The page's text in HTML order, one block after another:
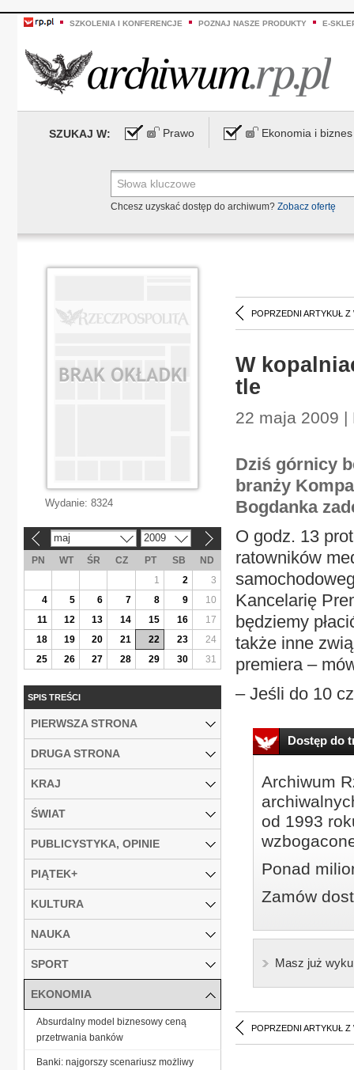
SZKOLENIA I KONFERENCJE POZNAJ NASZE PRODUKTY E-
SZUKAJ W: Prawo Ekonomia i biznes
Chcesz uzyskać dostęp do archiwum? Zobacz ofertę
POPRZEDNI ARTYKUŁ Z
W
tle
22 maja 2009 |
Dziś górnicy
branży
Bogdanka
O godz. 13
ratowników
Kancelarię
będziemy
także inne
premiera –
– Jeśli do 10
Dostęp do
Archiwum
od 1993
Ponad
Zamów
Masz już
POPRZEDNI ARTYKUŁ Z
Wydanie: 8324
maj 2009
PN WT ŚR CZ PT SB
ND
1
2
3
4
5 6 7 8 9
10
11
12 13 14 15 16
17
18
19 20 21 22 23
24
25
26 27 28 29 30 31
SPIS TREŚCI
PIERWSZA STRONA
DRUGA STRONA
KRAJ
ŚWIAT
PUBLICYSTYKA, OPINIE
PIĄTEK+
KULTURA
NAUKA
SPORT
EKONOMIA
Absurdalny model biznesowy ceną
przetrwania banków
Banki: najgorszy scenariusz możliwy